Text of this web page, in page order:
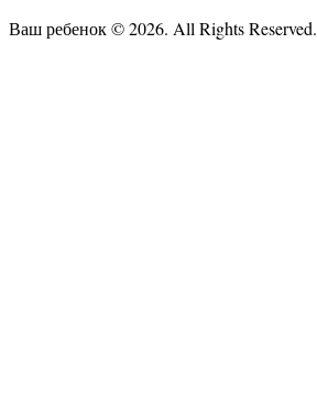
Ваш ребенок © 2026. All Rights Reserved.